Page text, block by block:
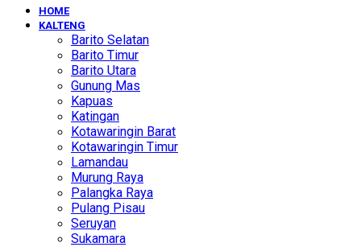
HOME
KALTENG
Barito Selatan
Barito Timur
Barito Utara
Gunung Mas
Kapuas
Katingan
Kotawaringin Barat
Kotawaringin Timur
Lamandau
Murung Raya
Palangka Raya
Pulang Pisau
Seruyan
Sukamara